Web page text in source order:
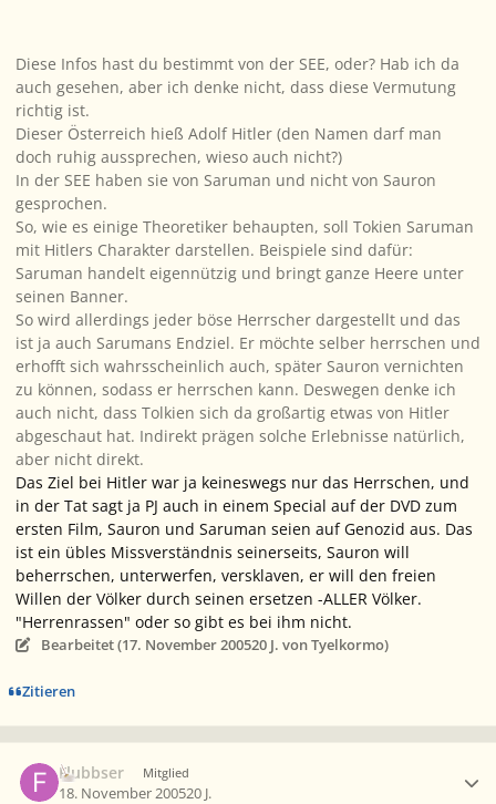
Diese Infos hast du bestimmt von der SEE, oder? Hab ich da
auch gesehen, aber ich denke nicht, dass diese Vermutung
richtig ist.
Dieser Österreich hieß Adolf Hitler (den Namen darf man
doch ruhig aussprechen, wieso auch nicht?)
In der SEE haben sie von Saruman und nicht von Sauron
gesprochen.
So, wie es einige Theoretiker behaupten, soll Tokien Saruman
mit Hitlers Charakter darstellen. Beispiele sind dafür:
Saruman handelt eigennützig und bringt ganze Heere unter
seinen Banner.
So wird allerdings jeder böse Herrscher dargestellt und das
ist ja auch Sarumans Endziel. Er möchte selber herrschen und
erhofft sich wahrsscheinlich auch, später Sauron vernichten
zu können, sodass er herrschen kann. Deswegen denke ich
auch nicht, dass Tolkien sich da großartig etwas von Hitler
abgeschaut hat. Indirekt prägen solche Erlebnisse natürlich,
aber nicht direkt.
Das Ziel bei Hitler war ja keineswegs nur das Herrschen, und
in der Tat sagt ja PJ auch in einem Special auf der DVD zum
ersten Film, Sauron und Saruman seien auf Genozid aus. Das
ist ein übles Missverständnis seinerseits, Sauron will
beherrschen, unterwerfen, versklaven, er will den freien
Willen der Völker durch seinen ersetzen -ALLER Völker.
"Herrenrassen" oder so gibt es bei ihm nicht.
Bearbeitet (17. November 200520 J. von Tyelkormo)
Zitieren
Flubbser Mitglied
18. November 200520 J.